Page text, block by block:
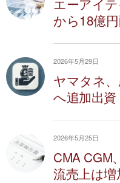
エーアイ
から18億
2026年5月29日
ヤマタネ
へ追加出資
2026年5月25日
CMA CGM
流売上は増